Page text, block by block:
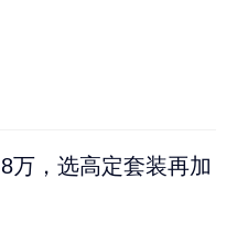
万，选高定套装再加